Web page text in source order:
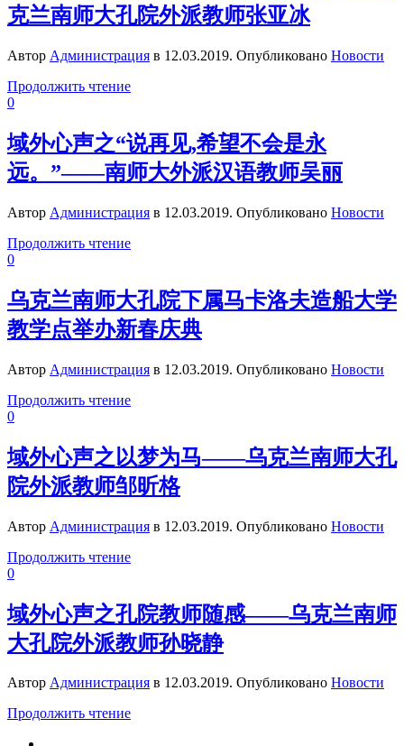
克兰南师大孔院外派教师张亚冰
Автор Администрация в 12.03.2019. Опубликовано Новости
Продолжить чтение
0
域外心声之“说再见,希望不会是永
远。”——南师大外派汉语教师吴丽
Автор Администрация в 12.03.2019. Опубликовано Новости
Продолжить чтение
0
乌克兰南师大孔院下属马卡洛夫造船大学
教学点举办新春庆典
Автор Администрация в 12.03.2019. Опубликовано Новости
Продолжить чтение
0
域外心声之以梦为马——乌克兰南师大孔
院外派教师邹昕格
Автор Администрация в 12.03.2019. Опубликовано Новости
Продолжить чтение
0
域外心声之孔院教师随感——乌克兰南师
大孔院外派教师孙晓静
Автор Администрация в 12.03.2019. Опубликовано Новости
Продолжить чтение